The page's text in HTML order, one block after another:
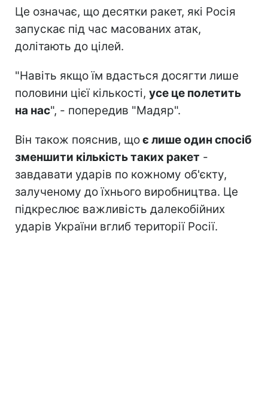
Це означає, що десятки ракет, які Росія
запускає під час масованих атак,
долітають до цілей.
"Навіть якщо їм вдасться досягти лише
половини цієї кількості, усе це полетить
на нас", - попередив "Мадяр".
Він також пояснив, щоє лише один спосіб
зменшити кількість таких ракет -
завдавати ударів по кожному об'єкту,
залученому до їхнього виробництва. Це
підкреслює важливість далекобійних
ударів України вглиб території Росії.